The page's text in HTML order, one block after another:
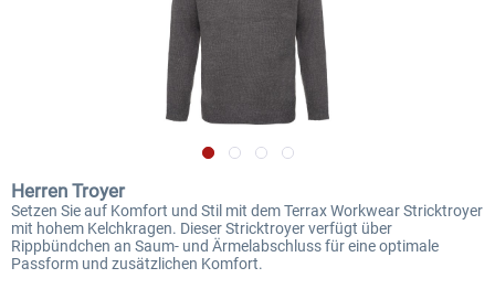
Herren Troyer
Setzen Sie auf Komfort und Stil mit dem Terrax Workwear Stricktroyer
mit hohem Kelchkragen. Dieser Stricktroyer verfügt über
Rippbündchen an Saum- und Ärmelabschluss für eine optimale
Passform und zusätzlichen Komfort.